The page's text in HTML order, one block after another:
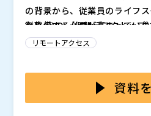
の背景から、従業員のライフ
を整備する必要が高まってい
も、必要に応じてリモート勤務
従来のVDI（仮想デスクトップ
度な管理体制が必要であり、特
えたい」といった理由から、
多いのが現状です。
ストを抑えつつ安全に運用で
sktop as a Service）を活用し
リモートアクセス
資料